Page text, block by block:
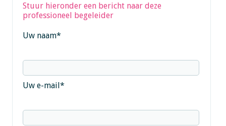
Stuur hieronder een bericht naar deze
professioneel begeleider
Uw naam*
Uw e-mail*